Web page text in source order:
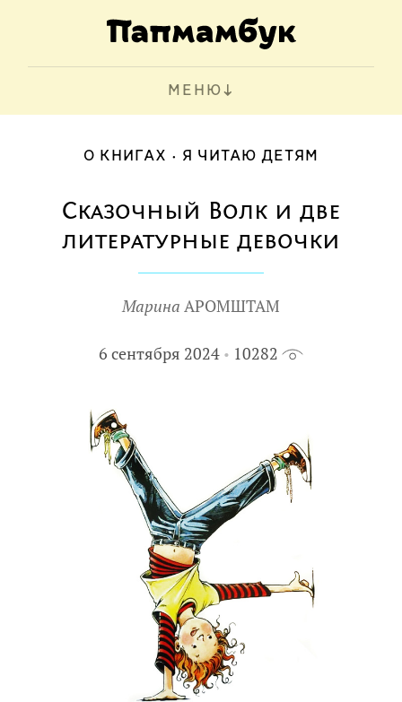
МЕНЮ
О КНИГАХ Я ЧИТАЮ ДЕТЯМ
Сказочный Волк и две
литературные девочки
Марина АРОМШТАМ
6 сентября 2024 10282